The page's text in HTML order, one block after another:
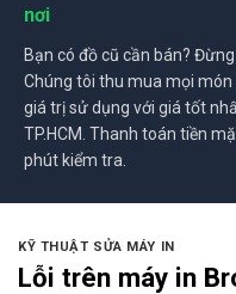
nơi
Bạn có đồ cũ cần bán?
Chúng tôi thu mua mọi món
giá trị sử dụng với giá tốt
TP.HCM. Thanh toán tiền
phút kiểm tra.
KỸ THUẬT SỬA MÁY IN
Lỗi trên máy in